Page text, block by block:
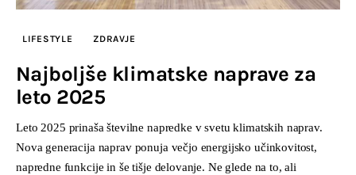
LIFESTYLE ZDRAVJE
Najboljše klimatske naprave za
leto 2025
Leto 2025 prinaša številne napredke v svetu klimatskih naprav.
Nova generacija naprav ponuja večjo energijsko učinkovitost,
napredne funkcije in še tišje delovanje. Ne glede na to, ali